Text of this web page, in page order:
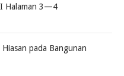
Halaman 3—4
pada Bangunan